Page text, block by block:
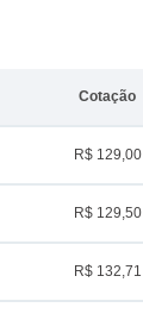
Cotação
R$ 129,00
R$ 129,50
R$ 132,71